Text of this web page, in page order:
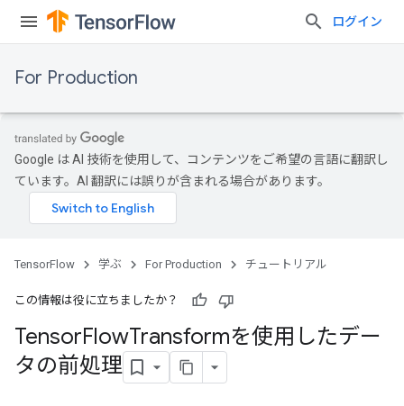
ログイン
For Production
Google は AI 技術を使用して、コンテンツをご希望の言語に翻訳し
ています。AI 翻訳には誤りが含まれる場合があります。
TensorFlow 学ぶ For Production チュートリアル
この情報は役に立ちましたか？
TensorFlowTransformを使用したデー
タの前処理